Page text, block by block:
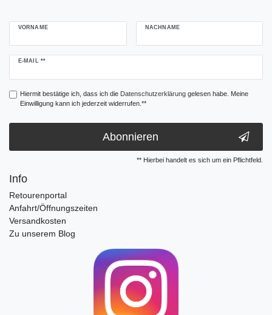
VORNAME NACHNAME
E-MAIL **
Newsletter
Hiermit bestätige ich, dass ich die Daten­schutz­erklärunggelesen habe. Meine
Einwilligung kann ich jederzeit widerrufen.**
Abonnieren
** Hierbei handelt es sich um ein Pflichtfeld.
Info
Retourenportal
Anfahrt/Öffnungszeiten
Versandkosten
Zu unserem Blog